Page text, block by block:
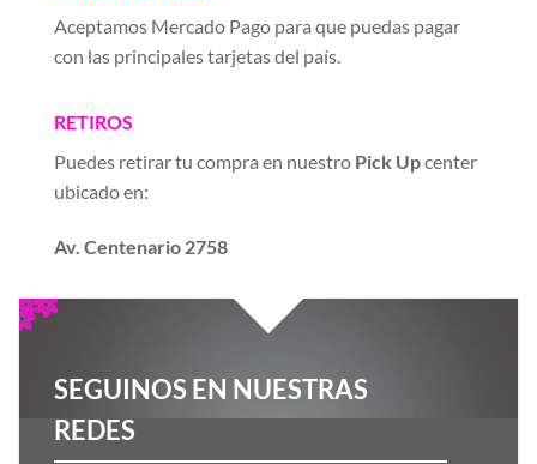
Aceptamos Mercado Pago para que puedas pagar
con las principales tarjetas del país.
RETIROS
Puedes retirar tu compra en nuestro Pick Upcenter
ubicado en:
Av. Centenario 2758
SEGUINOS EN NUESTRAS
REDES